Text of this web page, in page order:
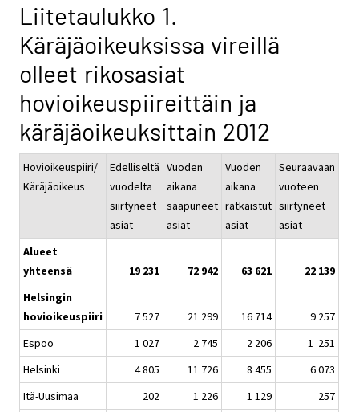
Liitetaulukko 1.
Käräjäoikeuksissa vireillä
olleet rikosasiat
hovioikeuspiireittäin ja
käräjäoikeuksittain 2012
Hovioikeuspiiri/
Käräjäoikeus
Edelliseltä
vuodelta
siirtyneet
asiat
Vuoden
aikana
saapuneet
asiat
Vuoden
aikana
ratkaistut
asiat
Seuraavaan
vuoteen
siirtyneet
asiat
Alueet
yhteensä
19 231 72 942 63 621
22 139
Helsingin
hovioikeuspiiri
7 527 21 299 16 714
9 257
Espoo
1 027 2 745 2 206
1 251
Helsinki
4 805 11 726 8 455
6 073
Itä-Uusimaa
202 1 226 1 129
257